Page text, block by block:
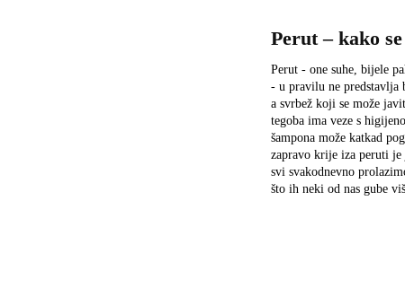
Perut – kako
Perut - one suhe, bijele
- u pravilu ne predstavlja
a svrbež koji se može
tegoba ima veze s
šampona može katkad
zapravo krije iza peruti
svi svakodnevno
što ih neki od nas gube